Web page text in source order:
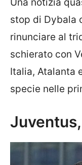
stop di Dybala
rinunciare al
schierato con
Italia, Atalanta
specie nelle